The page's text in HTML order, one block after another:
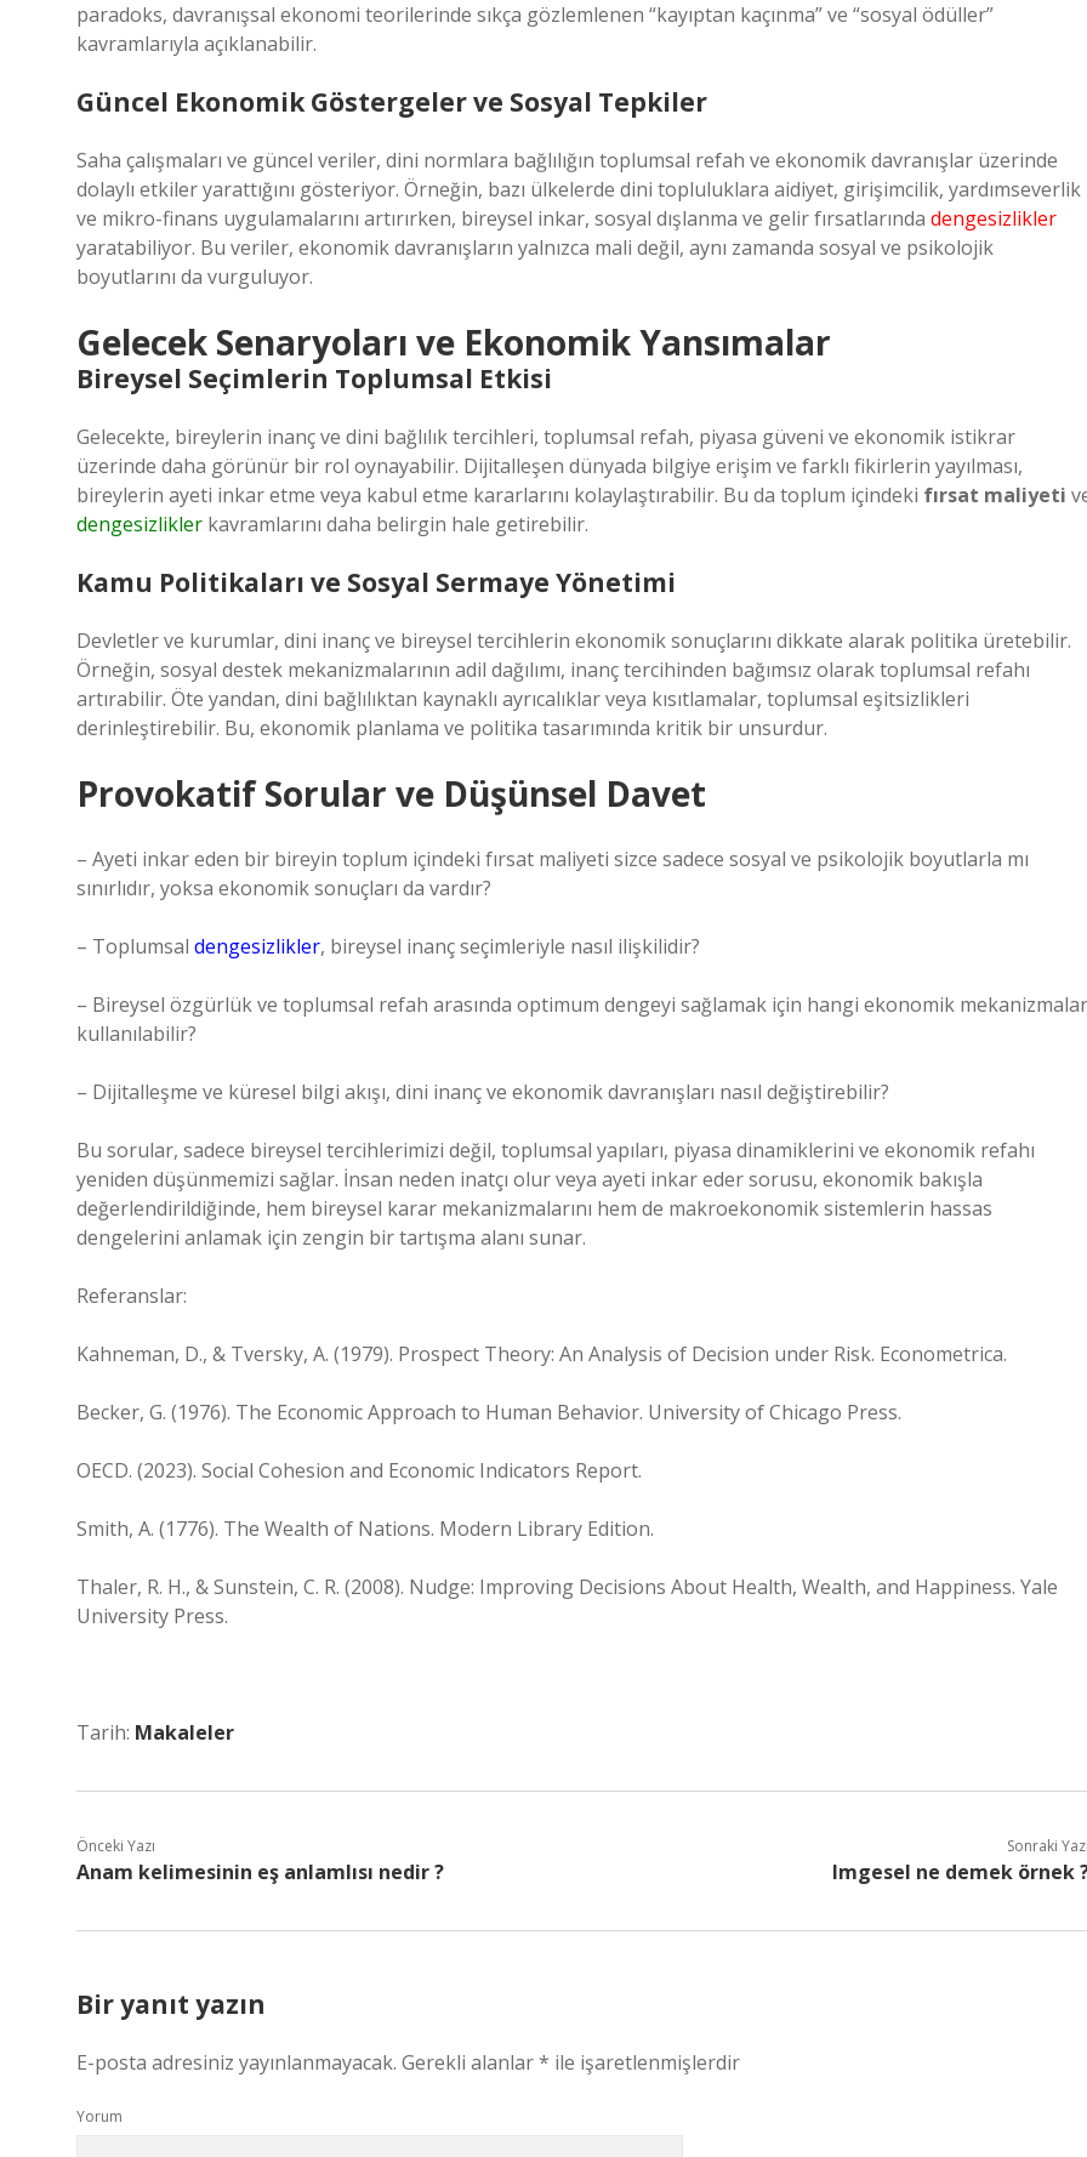
paradoks, davranışsal ekonomi teorilerinde sıkça gözlemlenen “kayıptan kaçınma” ve “sosyal ödüller”
kavramlarıyla açıklanabilir.
Güncel Ekonomik Göstergeler ve Sosyal Tepkiler
Saha çalışmaları ve güncel veriler, dini normlara bağlılığın toplumsal refah ve ekonomik davranışlar üzerinde
dolaylı etkiler yarattığını gösteriyor. Örneğin, bazı ülkelerde dini topluluklara aidiyet, girişimcilik, yardımseverlik
ve mikro-finans uygulamalarını artırırken, bireysel inkar, sosyal dışlanma ve gelir fırsatlarında dengesizlikler
yaratabiliyor. Bu veriler, ekonomik davranışların yalnızca mali değil, aynı zamanda sosyal ve psikolojik
boyutlarını da vurguluyor.
Gelecek Senaryoları ve Ekonomik Yansımalar
Bireysel Seçimlerin Toplumsal Etkisi
Gelecekte, bireylerin inanç ve dini bağlılık tercihleri, toplumsal refah, piyasa güveni ve ekonomik istikrar
üzerinde daha görünür bir rol oynayabilir. Dijitalleşen dünyada bilgiye erişim ve farklı fikirlerin yayılması,
bireylerin ayeti inkar etme veya kabul etme kararlarını kolaylaştırabilir. Bu da toplum içindeki fırsat maliyeti
dengesizlikler kavramlarını daha belirgin hale getirebilir.
Kamu Politikaları ve Sosyal Sermaye Yönetimi
Devletler ve kurumlar, dini inanç ve bireysel tercihlerin ekonomik sonuçlarını dikkate alarak politika üretebilir.
Örneğin, sosyal destek mekanizmalarının adil dağılımı, inanç tercihinden bağımsız olarak toplumsal refahı
artırabilir. Öte yandan, dini bağlılıktan kaynaklı ayrıcalıklar veya kısıtlamalar, toplumsal eşitsizlikleri
derinleştirebilir. Bu, ekonomik planlama ve politika tasarımında kritik bir unsurdur.
Provokatif Sorular ve Düşünsel Davet
– Ayeti inkar eden bir bireyin toplum içindeki fırsat maliyeti sizce sadece sosyal ve psikolojik boyutlarla mı
sınırlıdır, yoksa ekonomik sonuçları da vardır?
– Toplumsal dengesizlikler, bireysel inanç seçimleriyle nasıl ilişkilidir?
– Bireysel özgürlük ve toplumsal refah arasında optimum dengeyi sağlamak için hangi ekonomik mekanizmalar
kullanılabilir?
– Dijitalleşme ve küresel bilgi akışı, dini inanç ve ekonomik davranışları nasıl değiştirebilir?
Bu sorular, sadece bireysel tercihlerimizi değil, toplumsal yapıları, piyasa dinamiklerini ve ekonomik refahı
yeniden düşünmemizi sağlar. İnsan neden inatçı olur veya ayeti inkar eder sorusu, ekonomik bakışla
değerlendirildiğinde, hem bireysel karar mekanizmalarını hem de makroekonomik sistemlerin hassas
dengelerini anlamak için zengin bir tartışma alanı sunar.
Referanslar:
Kahneman, D., & Tversky, A. (1979). Prospect Theory: An Analysis of Decision under Risk. Econometrica.
Becker, G. (1976). The Economic Approach to Human Behavior. University of Chicago Press.
OECD. (2023). Social Cohesion and Economic Indicators Report.
Smith, A. (1776). The Wealth of Nations. Modern Library Edition.
Thaler, R. H., & Sunstein, C. R. (2008). Nudge: Improving Decisions About Health, Wealth, and Happiness. Yale
University Press.
Tarih: Makaleler
Önceki Yazı
Anam kelimesinin eş anlamlısı nedir ?
Sonraki
Imgesel ne demek örnek
Bir yanıt yazın
E-posta adresiniz yayınlanmayacak. Gerekli alanlar* ile işaretlenmişlerdir
Yorum